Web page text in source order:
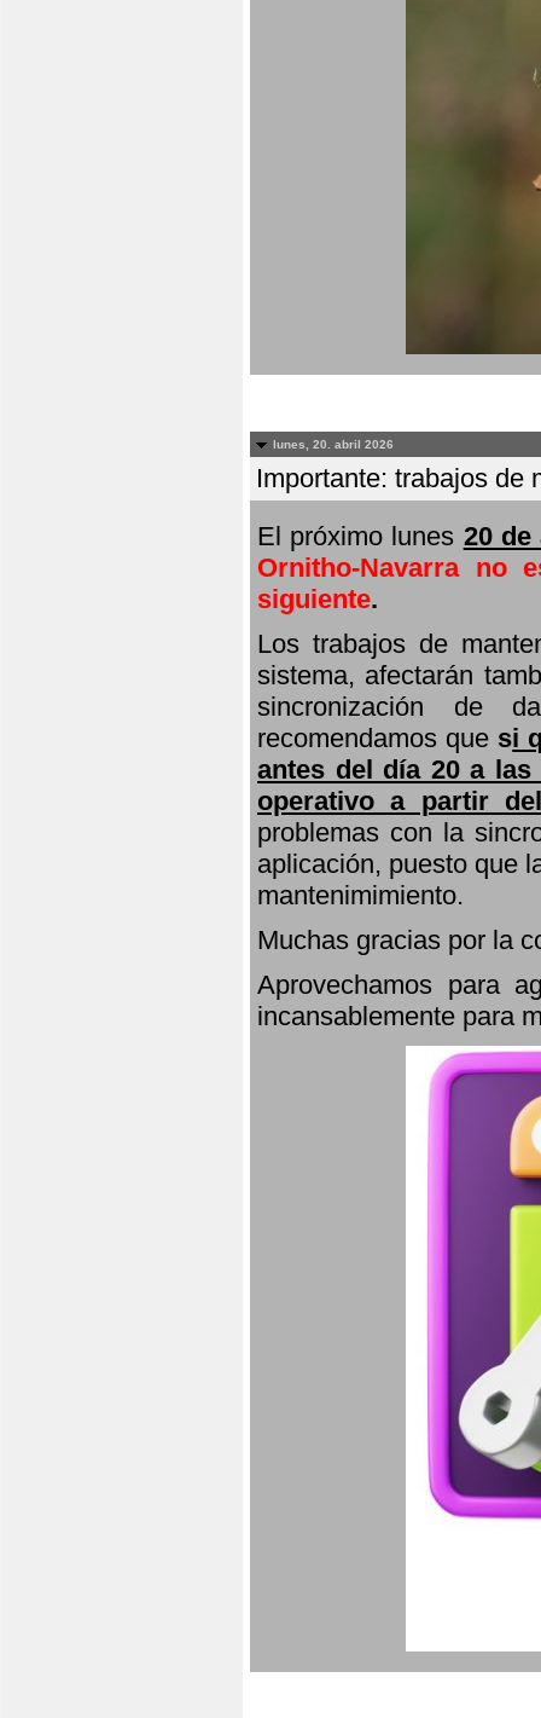
lunes, 20. abril 2026
Importante: trabajos de
El próximo lunes 20
Ornitho-Navarra no
siguiente.
Los trabajos de
sistema, afectarán
sincronización de
recomendamos que si
antes del día 20 a
operativo a partir
problemas con la
aplicación, puesto que
mantenimimiento.
Muchas gracias por la
Aprovechamos para
incansablemente para